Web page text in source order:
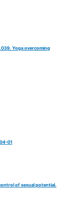
Yoga overcoming
01
of sexual potential.